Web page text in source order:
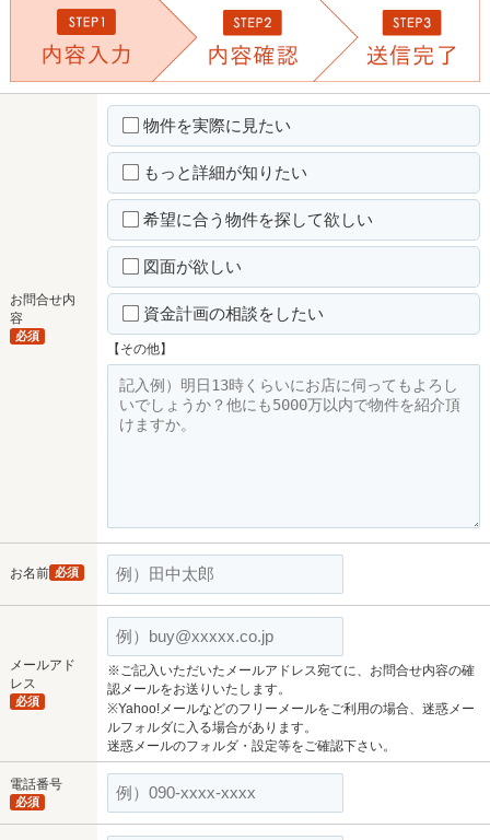
お問合せ内
容
必須
物件を実際に見たい
もっと詳細が知りたい
希望に合う物件を探して欲しい
図面が欲しい
資金計画の相談をしたい
【その他】
お名前 必須
メールアド
レス
必須
※ご記入いただいたメールアドレス宛てに、お問合せ内容の確
認メールをお送りいたします。
※Yahoo!メールなどのフリーメールをご利用の場合、迷惑メー
ルフォルダに入る場合があります。
迷惑メールのフォルダ・設定等をご確認下さい。
電話番号
必須